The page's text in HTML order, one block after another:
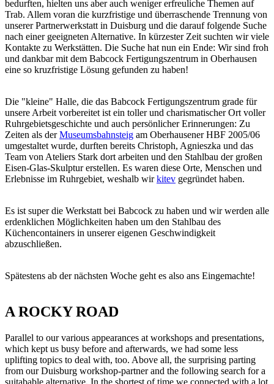
bedurften, hielten uns aber auch weniger erfreuliche Themen auf
Trab. Allem voran die kurzfristige und überraschende Trennung von
unserer Partnerwerkstatt in Duisburg und die darauf folgende Suche
nach einer geeigneten Alternative. In kürzester Zeit suchten wir viele
Kontakte zu Werkstätten. Die Suche hat nun ein Ende: Wir sind froh
und dankbar mit dem Babcock Fertigungszentrum in Oberhausen
eine so kruzfristige Lösung gefunden zu haben!
Die "kleine" Halle, die das Babcock Fertigungszentrum grade für
unsere Arbeit vorbereitet ist ein toller und charismatischer Ort voller
Ruhrgebietsgeschichte und auch persönlicher Erinnerungen: Zu
Zeiten als derMuseumsbahnsteig am Oberhausener HBF 2005/06
umgestaltet wurde, durften bereits Christoph, Agnieszka und das
Team von Ateliers Stark dort arbeiten und den Stahlbau der großen
Eisen-Glas-Skulptur erstellen. Es waren diese Orte, Menschen und
Erlebnisse im Ruhrgebiet, weshalb wirkitev gegründet haben.
Es ist super die Werkstatt bei Babcock zu haben und wir werden alle
erdenklichen Möglichkeiten haben um den Stahlbau des
Küchencontainers in unserer eigenen Geschwindigkeit
abzuschließen.
Spätestens ab der nächsten Woche geht es also ans Eingemachte!
A ROCKY ROAD
Parallel to our various appearances at workshops and presentations,
which kept us busy before and afterwards, we had some less
uplifting topics to deal with, too. Above all, the surprising parting
from our Duisburg workshop-partner and the following search for a
suitabable alternative. In the shortest of time we connected with a lot